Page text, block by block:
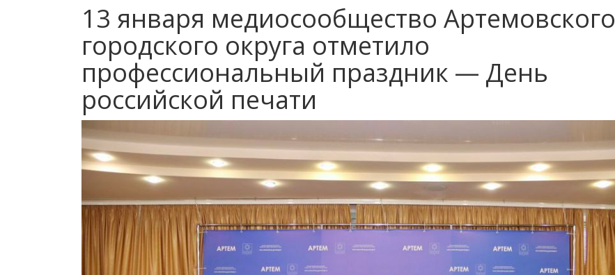
13 января медиосообщество Артемовского
городского округа отметило
профессиональный праздник — День
российской печати